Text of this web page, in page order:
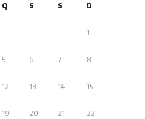
Q S S D
1
5 6 7 8
12 13 14 15
19 20 21 22